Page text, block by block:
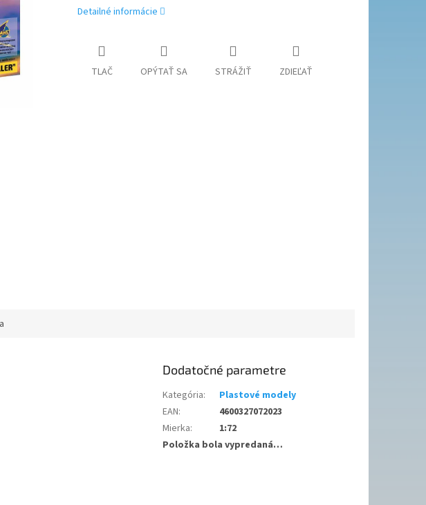
Detailné informácie
TLAČ OPÝTAŤ SA STRÁŽIŤ ZDIEĽAŤ
Dodatočné parametre
Kategória:
Plastové modely
EAN:
4600327072023
Mierka:
1:72
Položka bola vypredaná…